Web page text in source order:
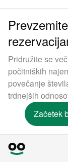
Pridružite se
počitniških
povečanje
trdnejših
Začetek